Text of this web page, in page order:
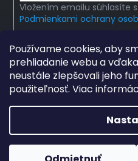
Používame cookies, aby
prehliadanie webu a
neustále zlepšovali jeho
použiteľnosť. Viac
Vložením emailu súhlasíte s
Podmienkami ochrany
vyhradené.Upraviť
Grafický návrh vytvořil a na
Hlada